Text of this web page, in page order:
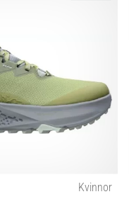
Kvinnor